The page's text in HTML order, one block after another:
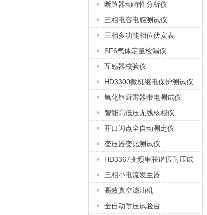
断路器动特性分析仪
三相电容电感测试仪
三相多功能相位伏安表
SF6气体定量检漏仪
互感器校验仪
HD3300微机继电保护测试仪
氧化锌避雷器带电测试仪
智能高低压无线核相仪
开口闪点全自动测定仪
变压器变比测试仪
HD3367变频串联谐振耐压试
验装置
三相小电流发生器
高效真空滤油机
全自动耐压试验台